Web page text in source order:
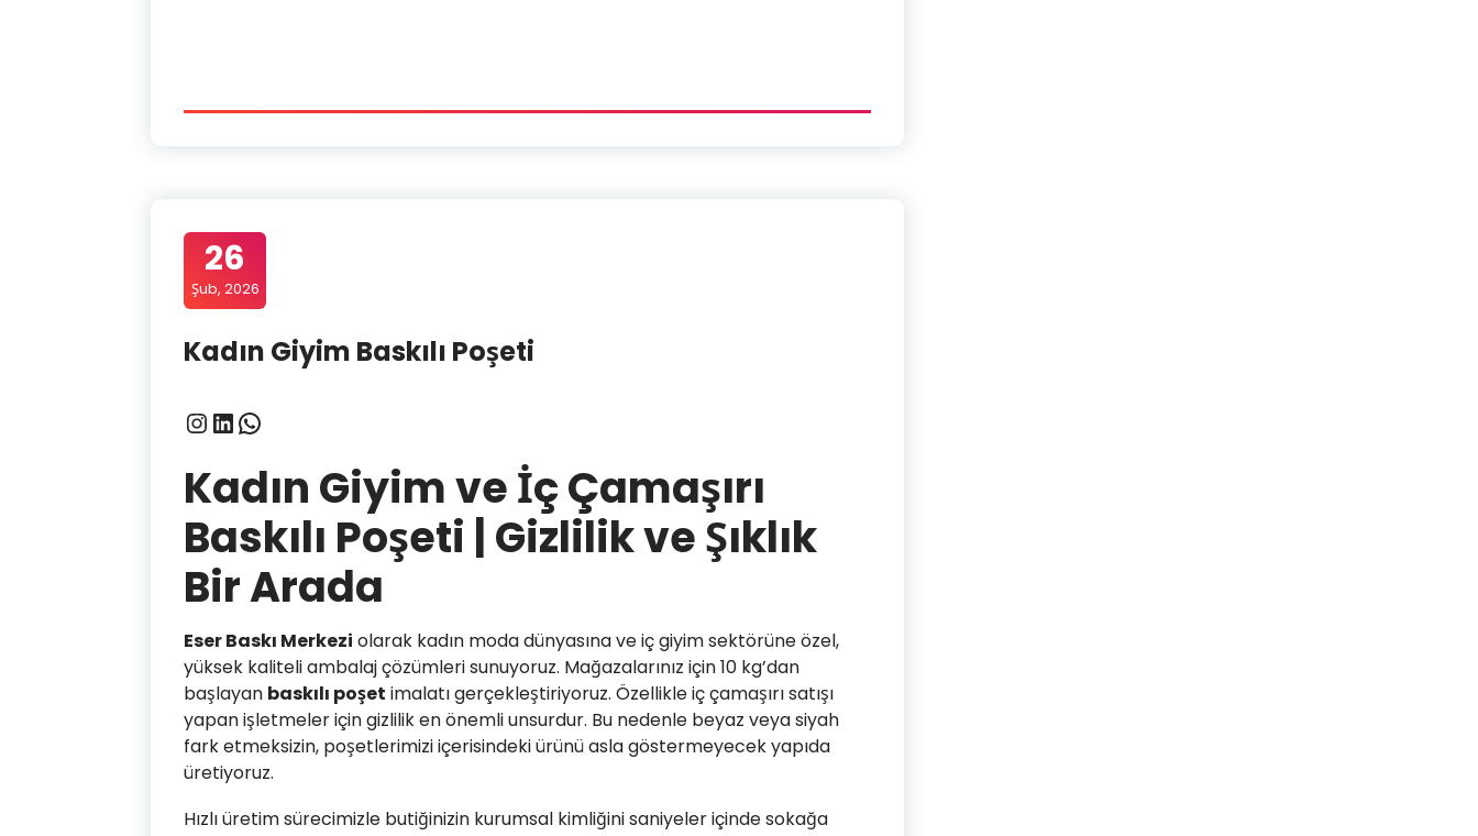
26
Şub, 2026
Kadın Giyim Baskılı Poşeti
Instagram
LinkedIn
WhatsApp
Kadın Giyim ve İç Çamaşırı
Baskılı Poşeti | Gizlilik ve Şıklık
Bir Arada
Eser Baskı Merkezi olarak kadın moda dünyasına ve iç giyim sektörüne özel,
yüksek kaliteli ambalaj çözümleri sunuyoruz. Mağazalarınız için 10 kg’dan
başlayan baskılı poşet imalatı gerçekleştiriyoruz. Özellikle iç çamaşırı satışı
yapan işletmeler için gizlilik en önemli unsurdur. Bu nedenle beyaz veya siyah
fark etmeksizin, poşetlerimizi içerisindeki ürünü asla göstermeyecek yapıda
üretiyoruz.
Hızlı üretim sürecimizle butiğinizin kurumsal kimliğini saniyeler içinde sokağa